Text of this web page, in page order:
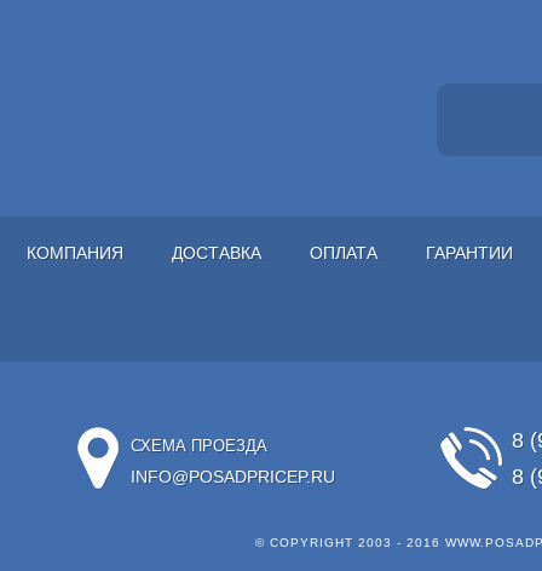
КОМПАНИЯ ДОСТАВКА ОПЛАТА ГАРАНТИИ
СХЕМА ПРОЕЗДА
INFO@POSADPRICEP.RU
8
8
© COPYRIGHT 2003 - 2016